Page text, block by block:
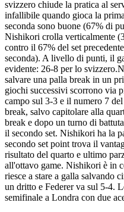
svizzero chiude la pratica al
infallibile quando gioca la
seconda sono buone (67% di
Nishikori crolla verticalmente
contro il 67% del set
seconda). A livello di punti, il
evidente: 26-8 per lo
salvare una palla break in un
giochi successivi scorrono via
campo sul 3-3 e il numero 7
break, salvo capitolare alla
break e dopo un turno di
il secondo set. Nishikori ha la
secondo set point trova il
risultato del quarto e ultimo
all'ottavo game. Nishikori è in
riesce a stare a galla salvando
un dritto e Federer va sul 5-4.
semifinale a Londra con due